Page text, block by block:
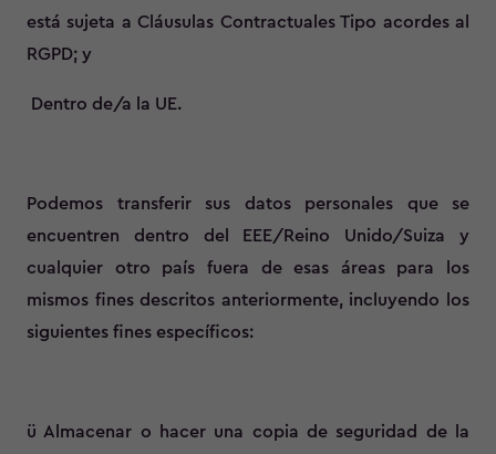
está sujeta a Cláusulas Contractuales Tipo acordes al
RGPD; y
Dentro de/a la UE.
Podemos transferir sus datos personales que se
encuentren dentro del EEE/Reino Unido/Suiza y
cualquier otro país fuera de esas áreas para los
mismos fines descritos anteriormente, incluyendo los
siguientes fines específicos:
ü Almacenar o hacer una copia de seguridad de la